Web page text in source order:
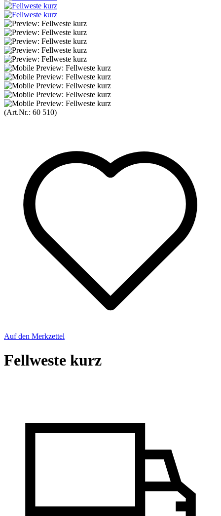
(Art.Nr.: 60 510)
Auf den Merkzettel
Fellweste kurz